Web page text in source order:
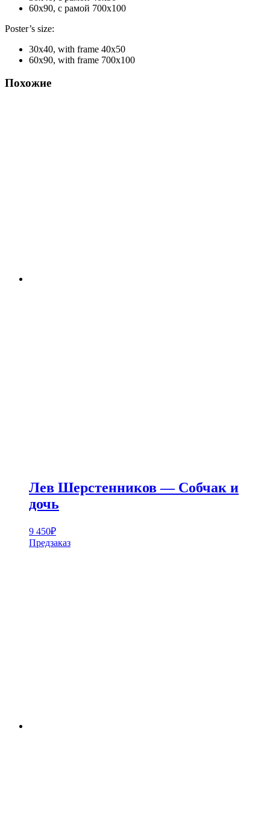
60х90, с рамой 700х100
Poster’s size:
30х40, with frame 40х50
60х90, with frame 700х100
Похожие
Лев Шерстенников — Собчак и
дочь
9 450₽
Предзаказ